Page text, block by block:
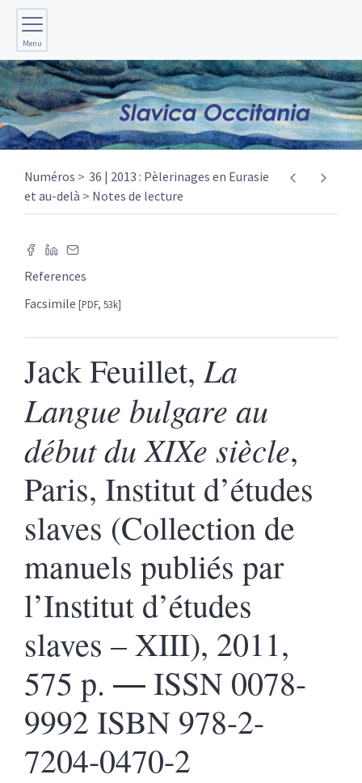
Menu
Numéros
36 | 2013 : Pèlerinages en Eurasie
et au-delà
Notes de lecture
References
Facsimile [PDF, 53k]
Jack Feuillet,La
Langue bulgare au
début du XIXe siècle,
Paris, Institut d’études
slaves (Collection de
manuels publiés par
l’Institut d’études
slaves – XIII), 2011,
575 p. ― ISSN 0078-
9992 ISBN 978-2-
7204-0470-2